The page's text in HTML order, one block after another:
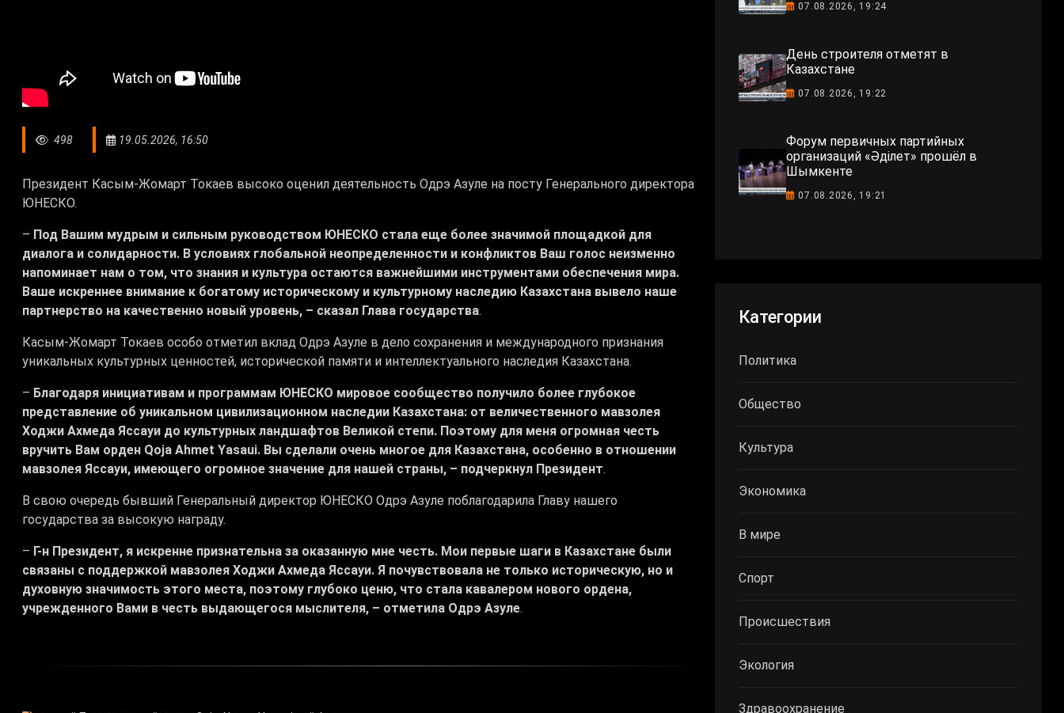
498 19.05.2026, 16:50
Президент Касым-Жомарт Токаев высоко оценил деятельность Одрэ Азуле на посту Генерального директора
ЮНЕСКО.
– Под Вашим мудрым и сильным руководством ЮНЕСКО стала еще более значимой площадкой для
диалога и солидарности. В условиях глобальной неопределенности и конфликтов Ваш голос неизменно
напоминает нам о том, что знания и культура остаются важнейшими инструментами обеспечения мира.
Ваше искреннее внимание к богатому историческому и культурному наследию Казахстана вывело наше
партнерство на качественно новый уровень, – сказал Глава государства.
Касым-Жомарт Токаев особо отметил вклад Одрэ Азуле в дело сохранения и международного признания
уникальных культурных ценностей, исторической памяти и интеллектуального наследия Казахстана.
– Благодаря инициативам и программам ЮНЕСКО мировое сообщество получило более глубокое
представление об уникальном цивилизационном наследии Казахстана: от величественного мавзолея
Ходжи Ахмеда Яссауи до культурных ландшафтов Великой степи. Поэтому для меня огромная честь
вручить Вам орден Qoja Ahmet Yasaui. Вы сделали очень многое для Казахстана, особенно в отношении
мавзолея Яссауи, имеющего огромное значение для нашей страны, – подчеркнул Президент.
В свою очередь бывший Генеральный директор ЮНЕСКО Одрэ Азуле поблагодарила Главу нашего
государства за высокую награду.
– Г-н Президент, я искренне признательна за оказанную мне честь. Мои первые шаги в Казахстане были
связаны с поддержкой мавзолея Ходжи Ахмеда Яссауи. Я почувствовала не только историческую, но и
духовную значимость этого места, поэтому глубоко ценю, что стала кавалером нового ордена,
учрежденного Вами в честь выдающегося мыслителя, – отметила Одрэ Азуле.
07.08.2026, 19:24
День строителя отметят в
Казахстане
07.08.2026, 19:22
Форум первичных партийных
организаций «Әділет» прошёл в
Шымкенте
07.08.2026, 19:21
Категории
Политика
Общество
Культура
Экономика
В мире
Спорт
Происшествия
Экология
Здравоохранение